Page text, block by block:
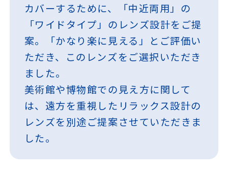
カバーするために、「中近両用」の
「ワイドタイプ」のレンズ設計をご提
案。「かなり楽に見える」とご評価い
ただき、このレンズをご選択いただき
ました。
美術館や博物館での見え方に関して
は、遠方を重視したリラックス設計の
レンズを別途ご提案させていただきま
した。